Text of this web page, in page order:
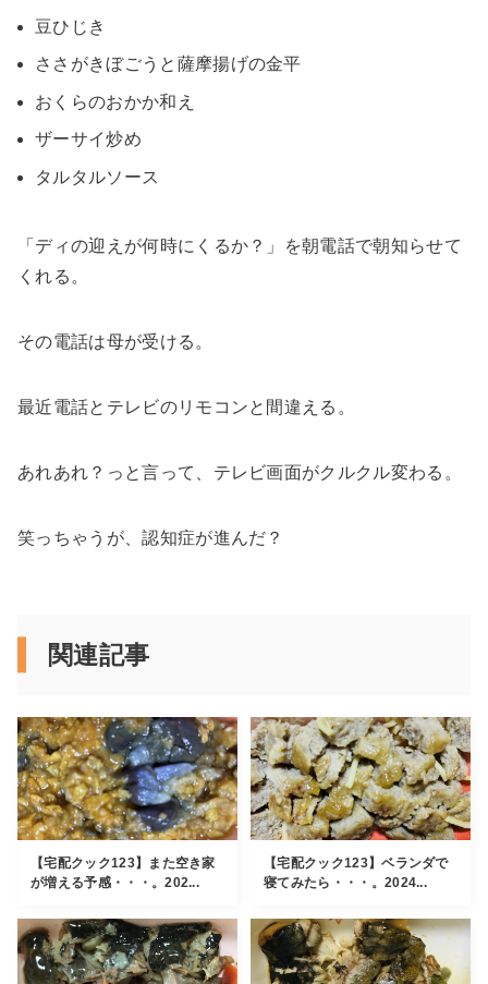
豆ひじき
ささがきぼごうと薩摩揚げの金平
おくらのおかか和え
ザーサイ炒め
タルタルソース
「ディの迎えが何時にくるか？」を朝電話で朝知らせて
くれる。
その電話は母が受ける。
最近電話とテレビのリモコンと間違える。
あれあれ？っと言って、テレビ画面がクルクル変わる。
笑っちゃうが、認知症が進んだ？
関連記事
【宅配クック123】また空き家
が増える予感・・・。202...
【宅配クック123】ベランダで
寝てみたら・・・。2024...